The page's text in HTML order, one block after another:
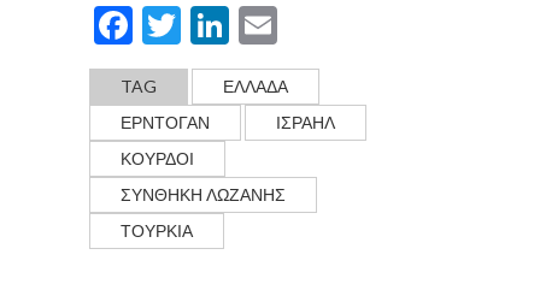
Facebook
TwitterLinkedIn
TAG
ΕΛΛΑΔΑ
ΕΡΝΤΟΓΆΝ
ΙΣΡΑΗΛ
ΚΟΥΡΔΟΙ
ΣΥΝΘΗΚΗ ΛΩΖΑΝΗΣ
ΤΟΥΡΚΊΑ